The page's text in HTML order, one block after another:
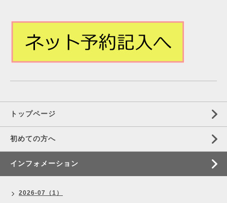
トップページ
初めての方へ
インフォメーション
2026-07（1）